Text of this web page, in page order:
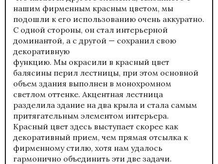
нашим фирменным красным цветом, мы
подошли к его использованию очень аккуратно.
С одной стороны, он стал интерьерной
доминантой, а с другой — сохранил свою
декоративную
функцию. Мы окрасили в красный цвет
балясины перил лестницы, при этом основной
объем здания выполнен в монохромном
светлом оттенке. Акцентная лестница
разделила здание на два крыла и стала самым
притягательным элементом интерьера.
Красный цвет здесь выступает скорее как
декоративный прием, чем прямая отсылка к
фирменному стилю, хотя нам удалось
гармонично объединить эти две задачи.